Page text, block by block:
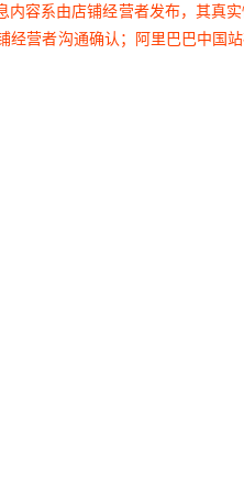
容系由店铺经营者发布，其真
营者沟通确认；阿里巴巴中国